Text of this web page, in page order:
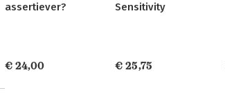
assertiever?
€ 24,00
Sensitivity
€ 25,75